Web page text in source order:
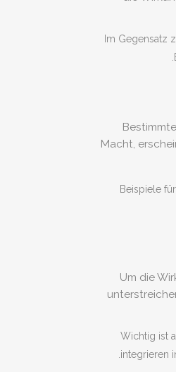
Im Gegensatz
Macht,
Beispiele
Um die
Wichtig ist
integrieren